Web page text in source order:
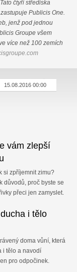
čtyři střediska
Publicis One.
jenž pod jednou
Groupe všem
více než 100 zemích
15.08.2016 00:00
vám zlepší
si zpříjemnit zimu?
důvodů, proč byste se
přeci jen zamyslet.
i tělo
doma vůní, která
i tělo a navodí
pro odpočinek.